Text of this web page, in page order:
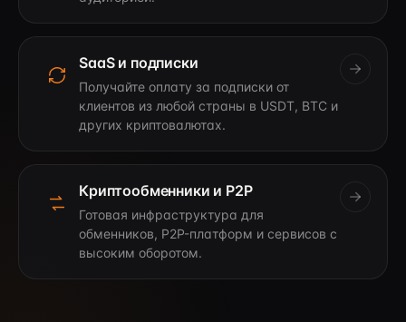
SaaS и подписки
Получайте оплату за подписки от
клиентов из любой страны в USDT, BTC и
других криптовалютах.
Криптообменники и P2P
Готовая инфраструктура для
обменников, P2P-платформ и сервисов с
высоким оборотом.